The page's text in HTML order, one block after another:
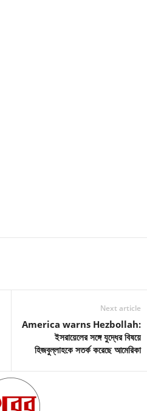
Next article
America warns Hezbollah:
ইসরায়েলের সঙ্গে যুদ্ধের বিষয়ে
হিজবুল্লাহকে সতর্ক করেছে আমেরিকা